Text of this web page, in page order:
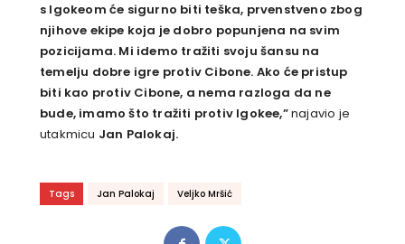
s Igokeom će sigurno biti teška, prvenstveno zbog
njihove ekipe koja je dobro popunjena na svim
pozicijama. Mi idemo tražiti svoju šansu na
temelju dobre igre protiv Cibone. Ako će pristup
biti kao protiv Cibone, a nema razloga da ne
bude, imamo što tražiti protiv Igokee,”najavio je
utakmicu Jan Palokaj.
Tags Jan Palokaj Veljko Mršić